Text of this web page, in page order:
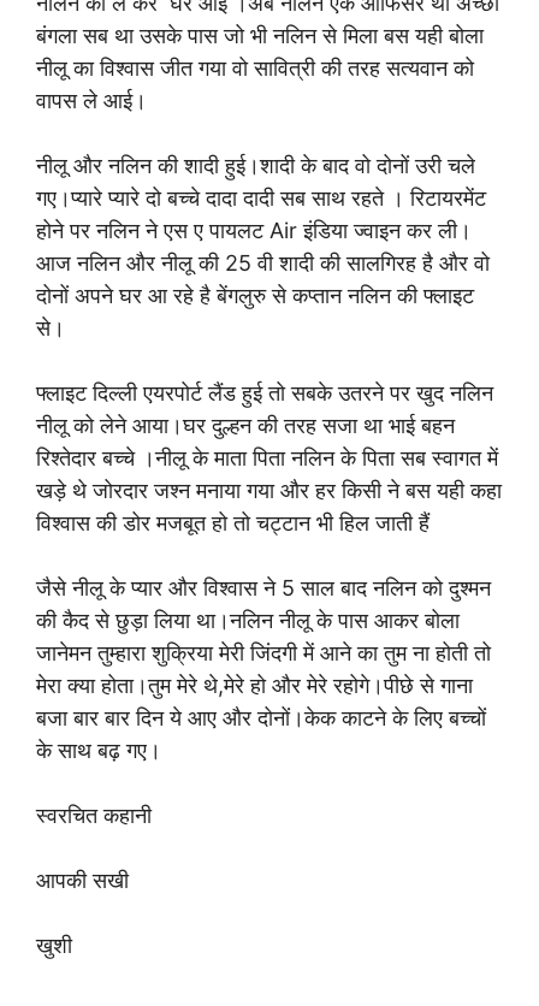
बंगला सब था उसके पास जो भी नलिन से मिला बस यही बोला
नीलू का विश्वास जीत गया वो सावित्री की तरह सत्यवान को
वापस ले आई।
नीलू और नलिन की शादी हुई।शादी के बाद वो दोनों उरी चले
गए।प्यारे प्यारे दो बच्चे दादा दादी सब साथ रहते । रिटायरमेंट
होने पर नलिन ने एस ए पायलट Air इंडिया ज्वाइन कर ली।
आज नलिन और नीलू की 25 वी शादी की सालगिरह है और वो
दोनों अपने घर आ रहे है बेंगलुरु से कप्तान नलिन की फ्लाइट
से।
फ्लाइट दिल्ली एयरपोर्ट लैंड हुई तो सबके उतरने पर खुद नलिन
नीलू को लेने आया।घर दुल्हन की तरह सजा था भाई बहन
रिश्तेदार बच्चे ।नीलू के माता पिता नलिन के पिता सब स्वागत में
खड़े थे जोरदार जश्न मनाया गया और हर किसी ने बस यही कहा
विश्वास की डोर मजबूत हो तो चट्टान भी हिल जाती हैं
जैसे नीलू के प्यार और विश्वास ने 5 साल बाद नलिन को दुश्मन
की कैद से छुड़ा लिया था।नलिन नीलू के पास आकर बोला
जानेमन तुम्हारा शुक्रिया मेरी जिंदगी में आने का तुम ना होती तो
मेरा क्या होता।तुम मेरे थे,मेरे हो और मेरे रहोगे।पीछे से गाना
बजा बार बार दिन ये आए और दोनों।केक काटने के लिए बच्चों
के साथ बढ़ गए।
स्वरचित कहानी
आपकी सखी
खुशी